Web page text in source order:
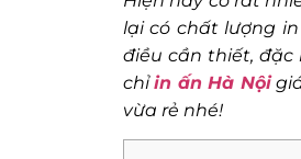
lại có chất lượng
điều cần thiết, đặc
chỉin ấn Hà Nội
vừa rẻ nhé!